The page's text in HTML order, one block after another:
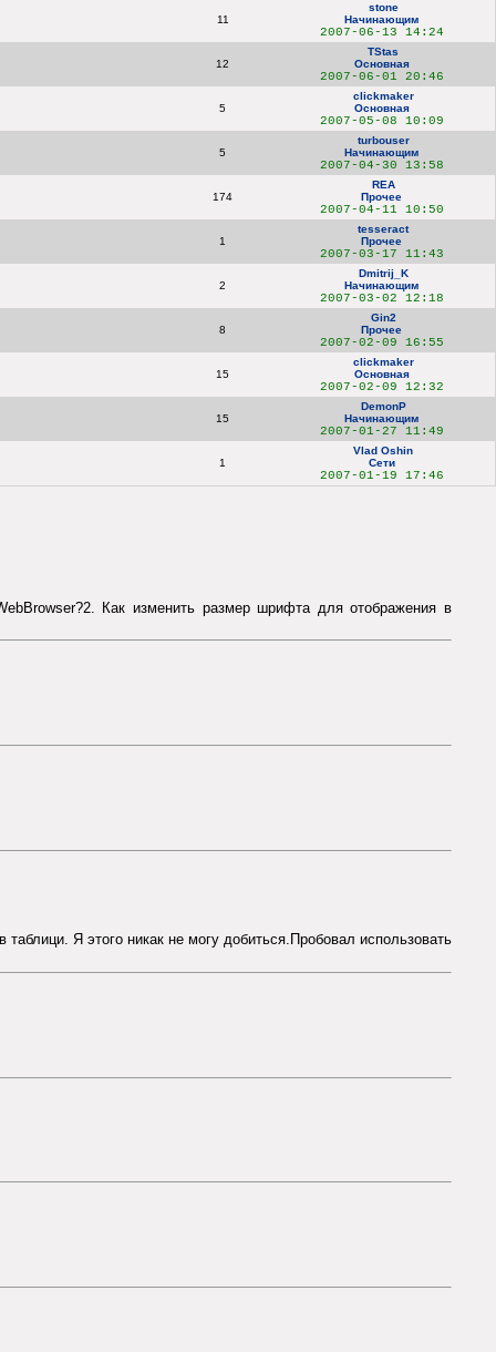
11
stone
Начинающим
2007-06-13 14:24
12
TStas
Основная
2007-06-01 20:46
5
clickmaker
Основная
2007-05-08 10:09
5
turbouser
Начинающим
2007-04-30 13:58
174
REA
Прочее
2007-04-11 10:50
1
tesseract
Прочее
2007-03-17 11:43
2
Dmitrij_K
Начинающим
2007-03-02 12:18
8
Gin2
Прочее
2007-02-09 16:55
15
clickmaker
Основная
2007-02-09 12:32
15
DemonP
Начинающим
2007-01-27 11:49
1
Vlad Oshin
Сети
2007-01-19 17:46
Как изменить размер шрифта для отображения в
Я этого никак не могу добиться.Пробовал использовать